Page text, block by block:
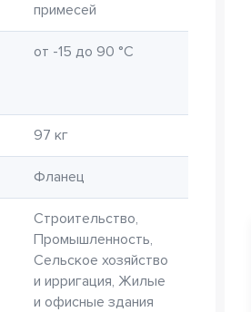
примесей
от -15 до 90 °C
97 кг
Фланец
Строительство,
Промышленность,
Сельское хозяйство
и ирригация, Жилые
и офисные здания